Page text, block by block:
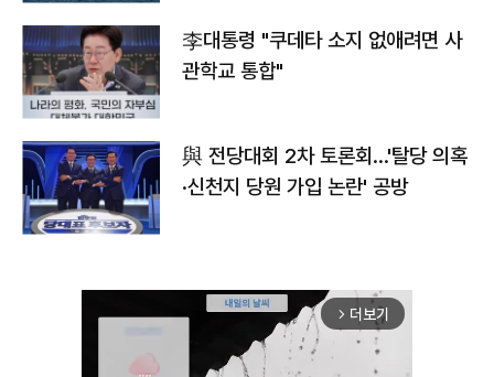
李대통령 "쿠데타 소지 없애려면 사
관학교 통합"
與 전당대회 2차 토론회…'탈당 의혹
·신천지 당원 가입 논란' 공방
arrow_forward_ios 더보기